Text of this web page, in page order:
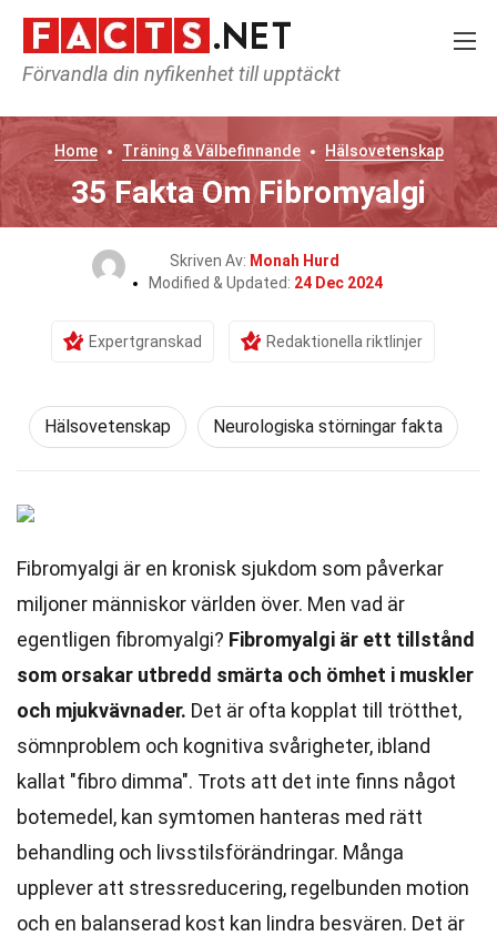
Förvandla din nyfikenhet till upptäckt
Home Träning & Välbefinnande Hälsovetenskap
35 Fakta Om Fibromyalgi
Skriven Av: Monah Hurd
Modified & Updated: 24 Dec 2024
Expertgranskad Redaktionella riktlinjer
Hälsovetenskap Neurologiska störningar fakta
Fibromyalgi är en kronisk sjukdom som påverkar
miljoner människor världen över. Men vad är
egentligen fibromyalgi? Fibromyalgi är ett tillstånd
som orsakar utbredd smärta och ömhet i muskler
och mjukvävnader. Det är ofta kopplat till trötthet,
sömnproblem och kognitiva svårigheter, ibland
kallat "fibro dimma". Trots att det inte finns något
botemedel, kan symtomen hanteras med rätt
behandling och livsstilsförändringar. Många
upplever att stressreducering, regelbunden motion
och en balanserad kost kan lindra besvären. Det är